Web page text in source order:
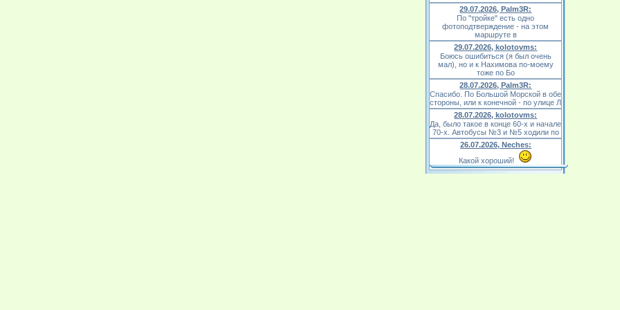
29.07.2026, Palm3R:
По "тройке" есть одно
фотоподтверждение - на этом
маршруте в
29.07.2026, kolotovms:
Боюсь ошибиться (я был очень
мал), но и к Нахимова по-моему
тоже по Бо
28.07.2026, Palm3R:
Спасибо. По Большой Морской в обе
стороны, или к конечной - по улице Л
28.07.2026, kolotovms:
Да, было такое в конце 60-х и начале
70-х. Автобусы №3 и №5 ходили по
26.07.2026, Neches:
Какой хороший!